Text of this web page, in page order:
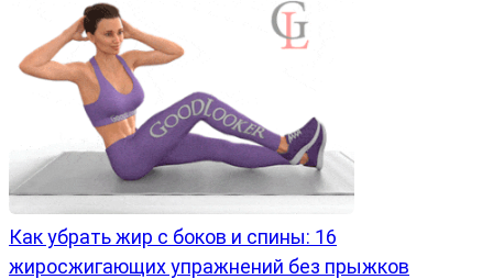
Как убрать жир с боков и спины: 16
жиросжигающих упражнений без прыжков